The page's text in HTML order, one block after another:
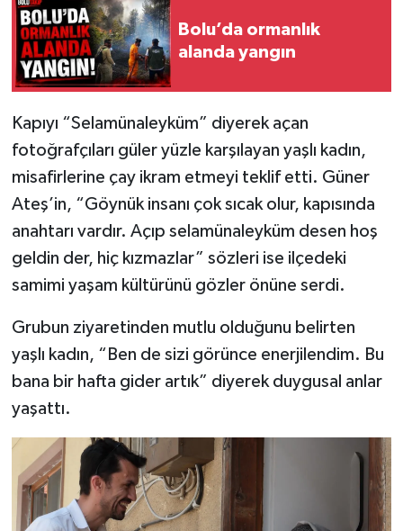
Bolu’da ormanlık
alanda yangın
Kapıyı “Selamünaleyküm” diyerek açan
fotoğrafçıları güler yüzle karşılayan yaşlı kadın,
misafirlerine çay ikram etmeyi teklif etti. Güner
Ateş’in, “Göynük insanı çok sıcak olur, kapısında
anahtarı vardır. Açıp selamünaleyküm desen hoş
geldin der, hiç kızmazlar” sözleri ise ilçedeki
samimi yaşam kültürünü gözler önüne serdi.
Grubun ziyaretinden mutlu olduğunu belirten
yaşlı kadın, “Ben de sizi görünce enerjilendim. Bu
bana bir hafta gider artık” diyerek duygusal anlar
yaşattı.